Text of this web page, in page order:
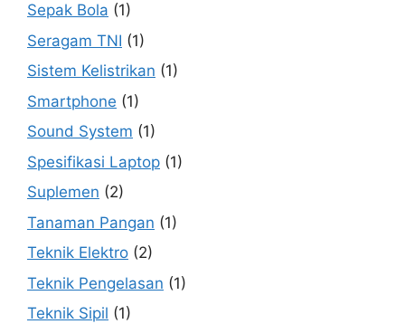
Sepak Bola (1)
Seragam TNI (1)
Sistem Kelistrikan (1)
Smartphone (1)
Sound System (1)
Spesifikasi Laptop (1)
Suplemen (2)
Tanaman Pangan (1)
Teknik Elektro (2)
Teknik Pengelasan (1)
Teknik Sipil (1)